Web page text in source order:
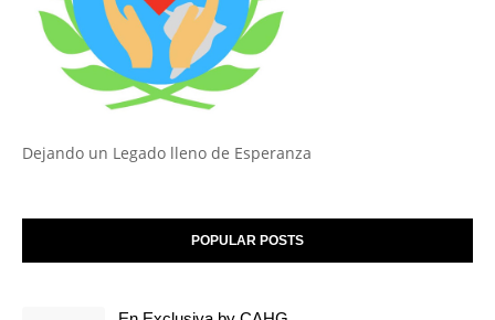
Dejando un Legado lleno de Esperanza
POPULAR POSTS